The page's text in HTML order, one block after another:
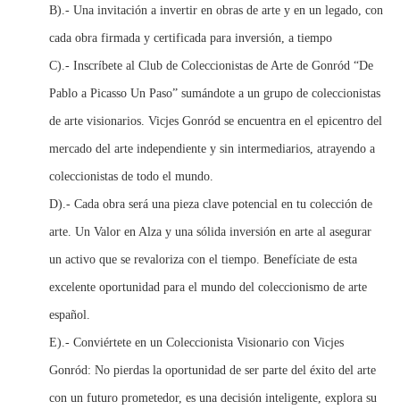
B).- Una invitación a invertir en obras de arte y en un legado, con
cada obra firmada y certificada para inversión, a tiempo
C).- Inscríbete al Club de Coleccionistas de Arte de Gonród “De
Pablo a Picasso Un Paso” sumándote a un grupo de coleccionistas
de arte visionarios. Vicjes Gonród se encuentra en el epicentro del
mercado del arte independiente y sin intermediarios, atrayendo a
coleccionistas de todo el mundo.
D).- Cada obra será una pieza clave potencial en tu colección de
arte. Un Valor en Alza y una sólida inversión en arte al asegurar
un activo que se revaloriza con el tiempo. Benefíciate de esta
excelente oportunidad para el mundo del coleccionismo de arte
español.
E).- Conviértete en un Coleccionista Visionario con Vicjes
Gonród: No pierdas la oportunidad de ser parte del éxito del arte
con un futuro prometedor, es una decisión inteligente, explora su